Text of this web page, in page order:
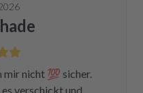
und dann hatte
Platine für
kaputte Platine
zu lassen.
Ein paar
mir nicht 💯 sicher.
verschickt und